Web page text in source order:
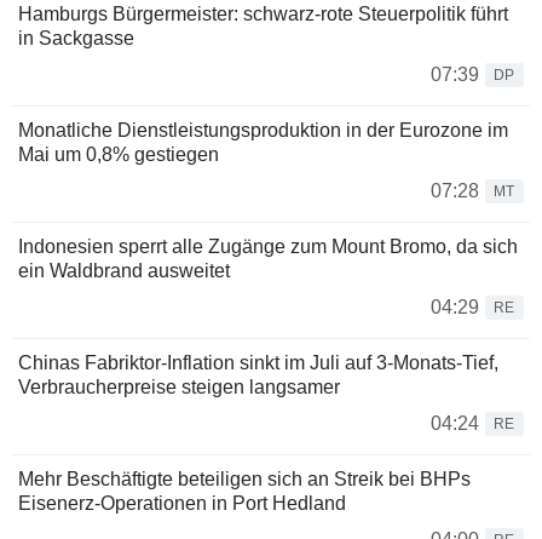
Hamburgs Bürgermeister: schwarz-rote Steuerpolitik führt
in Sackgasse
07:39
DP
Monatliche Dienstleistungsproduktion in der Eurozone im
Mai um 0,8% gestiegen
07:28
MT
Indonesien sperrt alle Zugänge zum Mount Bromo, da sich
ein Waldbrand ausweitet
04:29
RE
Chinas Fabriktor-Inflation sinkt im Juli auf 3-Monats-Tief,
Verbraucherpreise steigen langsamer
04:24
RE
Mehr Beschäftigte beteiligen sich an Streik bei BHPs
Eisenerz-Operationen in Port Hedland